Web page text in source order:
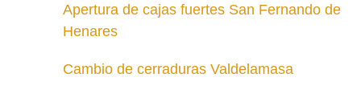
Apertura de cajas fuertes San Fernando de
Henares
Cambio de cerraduras Valdelamasa